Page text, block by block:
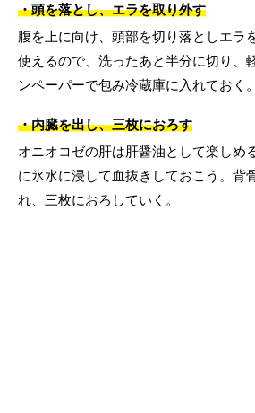
・頭を落とし、エラを取り外す
腹を上に向け、頭部を切り落としエラ
使えるので、洗ったあと半分に切り、
ンペーパーで包み冷蔵庫に入れておく。
・内臓を出し、三枚におろす
オニオコゼの肝は肝醤油として楽しめ
に氷水に浸して血抜きしておこう。背
れ、三枚におろしていく。